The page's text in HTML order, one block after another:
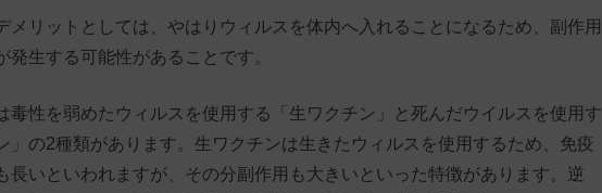
メリットとしては、やはりウィルスを体内へ入れることになるため、副作用
発生する可能性があることです。
毒性を弱めたウィルスを使用する「生ワクチン」と死んだウイルスを使用す
」の2種類があります。生ワクチンは生きたウィルスを使用するため、免疫
長いといわれますが、その分副作用も大きいといった特徴があります。逆